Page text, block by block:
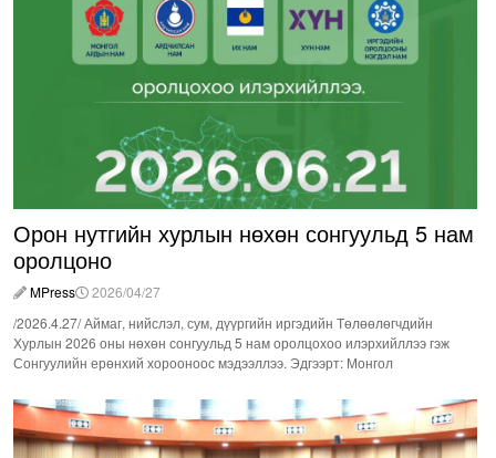
Орон нутгийн хурлын нөхөн сонгуульд 5 нам
оролцоно
MPress
2026/04/27
/2026.4.27/ Аймаг, нийслэл, сум, дүүргийн иргэдийн Төлөөлөгчдийн
Хурлын 2026 оны нөхөн сонгуульд 5 нам оролцохоо илэрхийллээ гэж
Сонгуулийн ерөнхий хорооноос мэдээллээ. Эдгээрт: Монгол